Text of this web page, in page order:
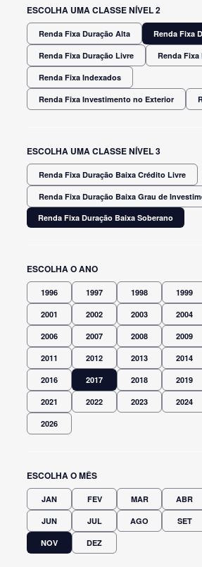
ESCOLHA UMA CLASSE NÍVEL 2
Renda Fixa Duração Alta Renda Fixa
Renda Fixa Duração Livre Renda Fixa
Renda Fixa Indexados
Renda Fixa Investimento no Exterior
ESCOLHA UMA CLASSE NÍVEL 3
Renda Fixa Duração Baixa Crédito Livre
Renda Fixa Duração Baixa Grau de
Renda Fixa Duração Baixa Soberano
ESCOLHA O ANO
1996 1997 1998 1999
2001 2002 2003 2004
2006 2007 2008 2009
2011 2012 2013 2014
2016 2017 2018 2019
2021 2022 2023 2024
2026
ESCOLHA O MÊS
JAN FEV MAR ABR
JUN JUL AGO SET
NOV DEZ